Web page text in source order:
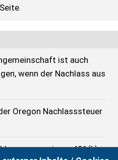
.
ist auch
wenn der Nachlass aus
Oregon Nachlasssteuer
aus einem 401(k)